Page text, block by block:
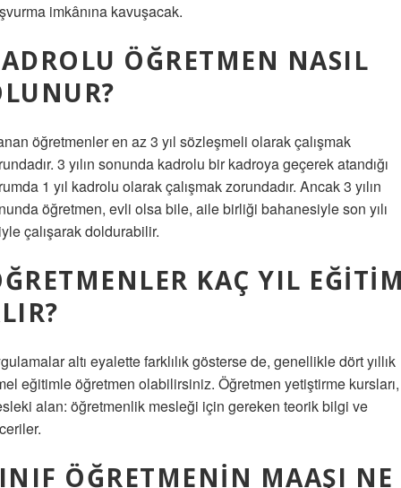
imkânına kavuşacak.
ÖĞRETMEN NASIL
öğretmenler en az 3 yıl sözleşmeli olarak çalışmak
3 yılın sonunda kadrolu bir kadroya geçerek atandığı
1 yıl kadrolu olarak çalışmak zorundadır. Ancak 3 yılın
öğretmen, evli olsa bile, aile birliği bahanesiyle son yılı
çalışarak doldurabilir.
KAÇ YIL
altı eyalette farklılık gösterse de, genellikle dört yıllık
eğitimle öğretmen olabilirsiniz. Öğretmen yetiştirme kursları,
alan: öğretmenlik mesleği için gereken teorik bilgi ve
ÖĞRETMENIN MAAŞI NE